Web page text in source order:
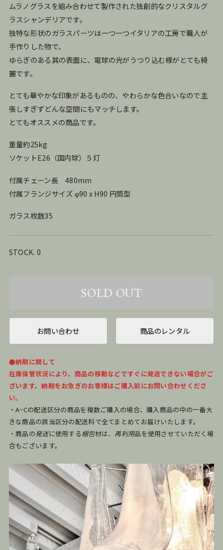
ムラノグラスを組み合わせて製作された独創的なクリスタルグ
ラスシャンデリアです。
独特な形状のガラスパーツは一つ一つイタリアの工房で職人が
手作りした物で、
ゆらぎのある其の表面に、電球の光がうつり込む様がとても綺
麗です。
とても華やかな印象があるものの、やわらかな色合いなので主
張しすぎずどんな空間にもマッチします。
とてもオススメの商品です。
重量約25kg
ソケットE26（国内球）５灯
付属チェーン長 480mm
付属フランジサイズ φ90 x H90 円筒型
ガラス枚数35
STOCK. 0
お問い合わせ 商品のレンタル
●納期に関して
在庫保管状況により、商品の移動などですぐに発送できない場合がご
ざいます。納期をお急ぎのお客様はご購入前にお問い合わせくださ
い。
・A~Cの配送区分の商品を複数ご購入の場合、購入商品の中の一番大
きな商品の該当区分の配送料で全てまとめてお届けいたします。
・商品の発送に使用する梱包材は、 再利用品を使用させていただく場
合もございます。